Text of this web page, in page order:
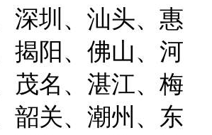
圳、汕头、惠
揭阳、佛山、河
茂名、湛江、梅
韶关、潮州、东